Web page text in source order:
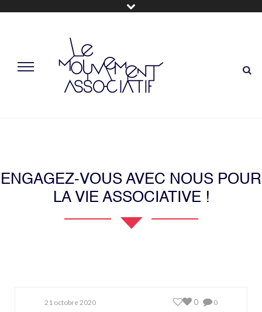
ENGAGEZ-VOUS AVEC NOUS POUR
LA VIE ASSOCIATIVE !
21 octobre 2020 0
0